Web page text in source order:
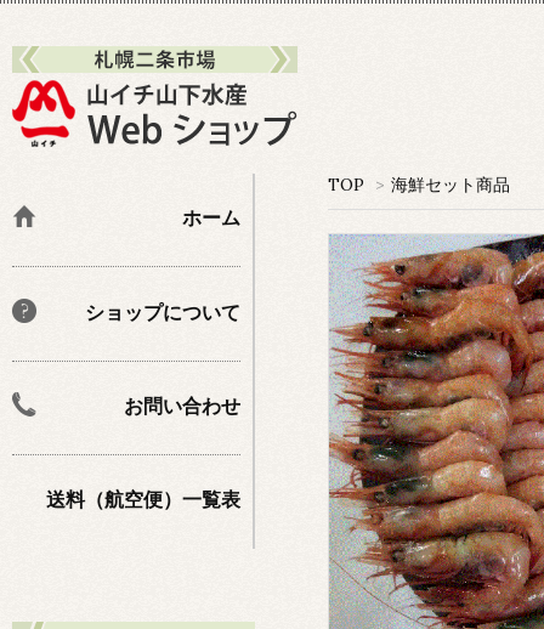
TOP > 海鮮セット商品
ホーム
ショップについて
お問い合わせ
送料（航空便）一覧表